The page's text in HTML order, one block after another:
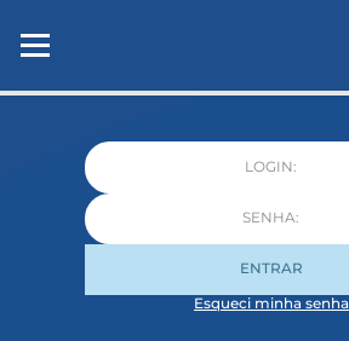
ENTRAR
Esqueci minha senha